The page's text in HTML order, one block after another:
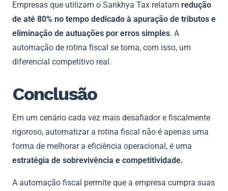
Empresas que utilizam o Sankhya Tax relatam redução
de até 80% no tempo dedicado à apuração de tributos e
eliminação de autuações por erros simples. A
automação de rotina fiscal se torna, com isso, um
diferencial competitivo real.
Conclusão
Em um cenário cada vez mais desafiador e fiscalmente
rigoroso, automatizar a rotina fiscal não é apenas uma
forma de melhorar a eficiência operacional, é uma
estratégia de sobrevivência e competitividade.
A automação fiscal permite que a empresa cumpra suas